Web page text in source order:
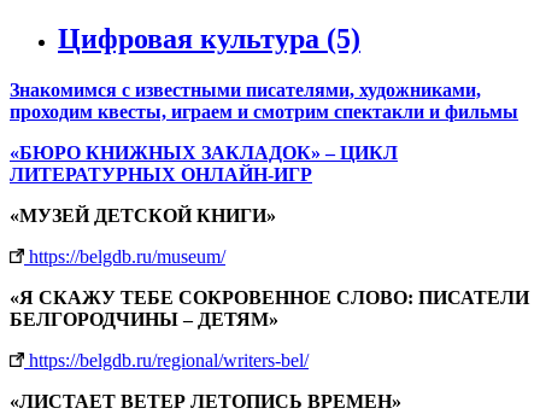
Цифровая культура (5)
Знакомимся с известными писателями, художниками,
проходим квесты, играем и смотрим спектакли и фильмы
«БЮРО КНИЖНЫХ ЗАКЛАДОК» – ЦИКЛ
ЛИТЕРАТУРНЫХ ОНЛАЙН-ИГР
«МУЗЕЙ ДЕТСКОЙ КНИГИ»
https://belgdb.ru/museum/
«Я СКАЖУ ТЕБЕ СОКРОВЕННОЕ СЛОВО: ПИСАТЕЛИ
БЕЛГОРОДЧИНЫ – ДЕТЯМ»
https://belgdb.ru/regional/writers-bel/
«ЛИСТАЕТ ВЕТЕР ЛЕТОПИСЬ ВРЕМЕН»